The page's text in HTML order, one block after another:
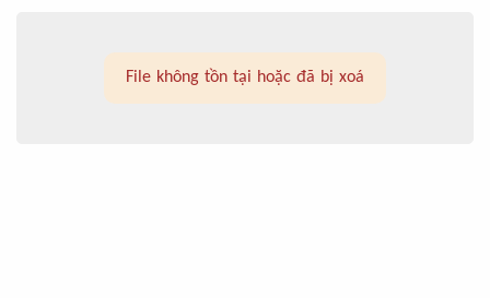
File không tồn tại hoặc đã bị xoá